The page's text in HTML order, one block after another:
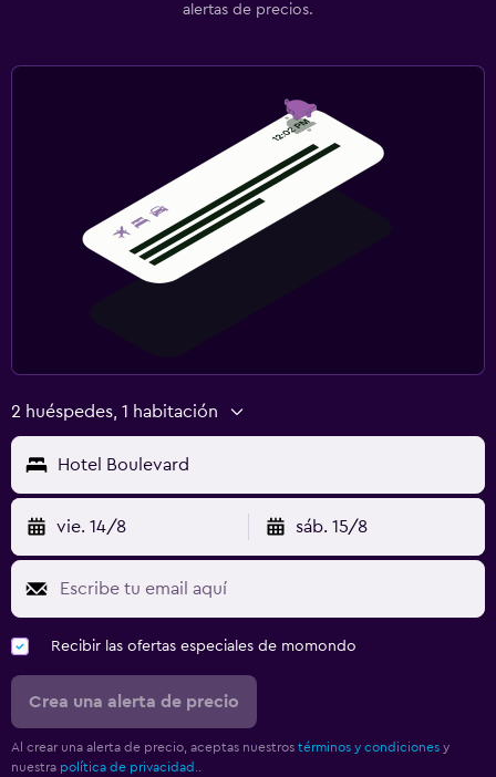
alertas de precios.
2 huéspedes, 1 habitación
Hotel Boulevard
vie. 14/8 sáb. 15/8
Recibir las ofertas especiales de momondo
Crea una alerta de precio
Al crear una alerta de precio, aceptas nuestros términos y condiciones y
nuestra política de privacidad.